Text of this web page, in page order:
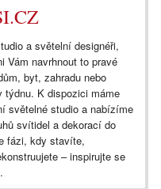
a světelní designéři,
Vám navrhnout to pravé
byt, zahradu nebo
týdnu. K dispozici máme
světelné studio a nabízíme
svítidel a dekorací do
fázi, kdy stavíte,
– inspirujte se